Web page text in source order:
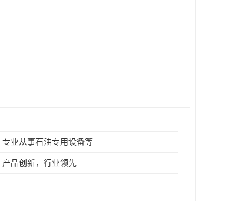
专业从事石油专用设备等
产品创新，行业领先